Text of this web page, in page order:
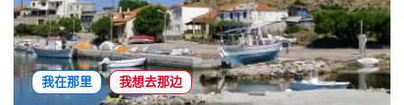
我在那里 我想去那边